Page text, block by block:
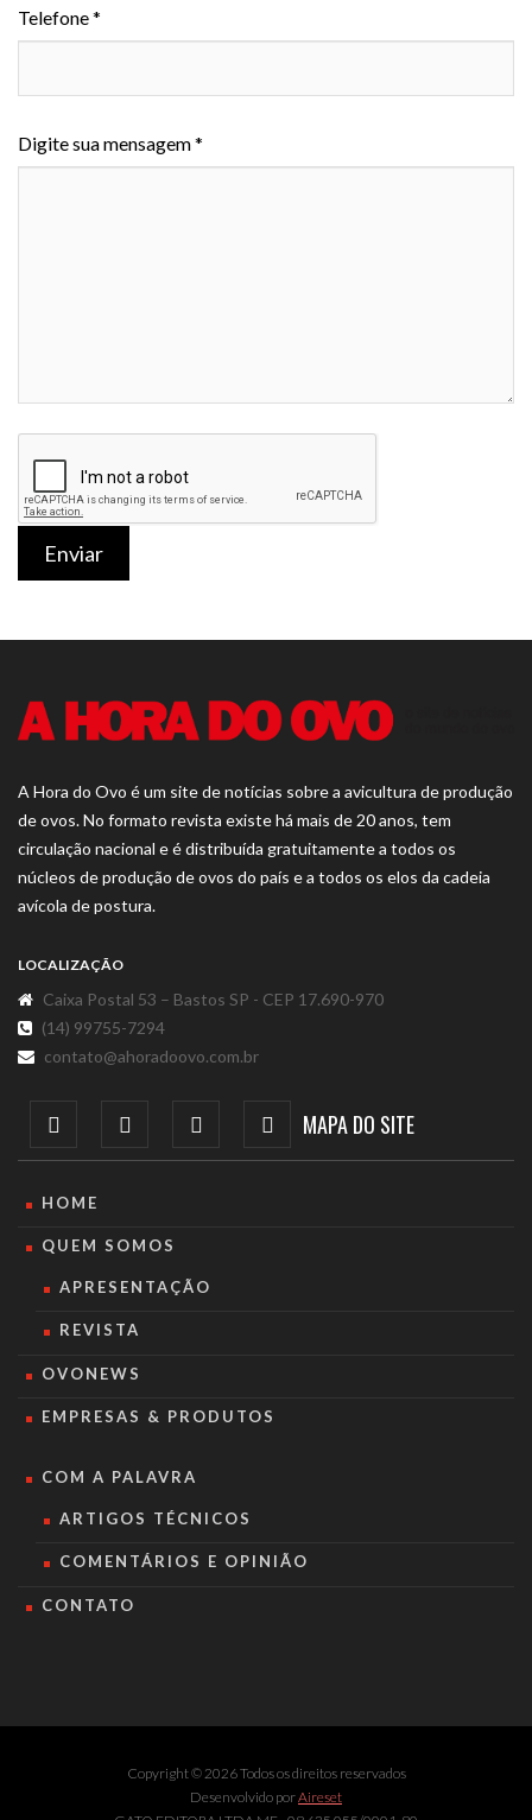
Telefone *
Digite sua mensagem *
Enviar
A Hora do Ovo é um site de notícias sobre a avicultura de produção
de ovos. No formato revista existe há mais de 20 anos, tem
circulação nacional e é distribuída gratuitamente a todos os
núcleos de produção de ovos do país e a todos os elos da cadeia
avícola de postura.
LOCALIZAÇÃO
Caixa Postal 53 – Bastos SP - CEP 17.690-970
(14) 99755-7294
contato@ahoradoovo.com.br
MAPA DO SITE
HOME
QUEM SOMOS
APRESENTAÇÃO
REVISTA
OVONEWS
EMPRESAS & PRODUTOS
COM A PALAVRA
ARTIGOS TÉCNICOS
COMENTÁRIOS E OPINIÃO
CONTATO
Copyright © 2026 Todos os direitos reservados
Desenvolvido porAireset